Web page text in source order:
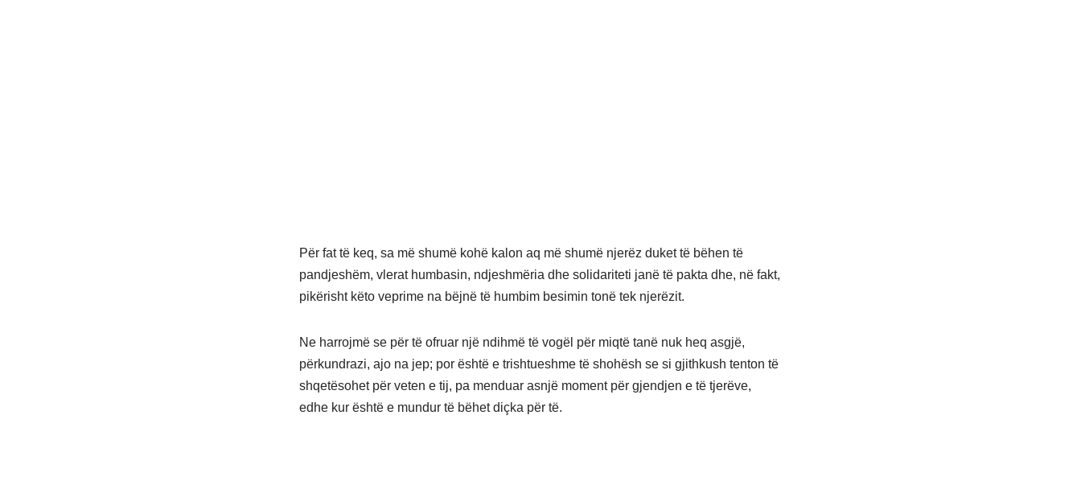
Për fat të keq, sa më shumë kohë kalon aq më shumë njerëz duket të bëhen të
pandjeshëm, vlerat humbasin, ndjeshmëria dhe solidariteti janë të pakta dhe, në fakt,
pikërisht këto veprime na bëjnë të humbim besimin tonë tek njerëzit.
Ne harrojmë se për të ofruar një ndihmë të vogël për miqtë tanë nuk heq asgjë,
përkundrazi, ajo na jep; por është e trishtueshme të shohësh se si gjithkush tenton të
shqetësohet për veten e tij, pa menduar asnjë moment për gjendjen e të tjerëve,
edhe kur është e mundur të bëhet diçka për të.